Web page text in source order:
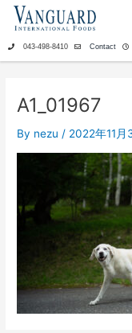
ス
043-498-8410 Contact
A1_01967
By nezu / 2022年11月